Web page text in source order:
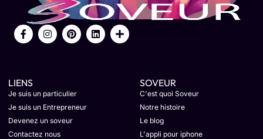
LIENS
Je suis un particulier
Je suis un Entrepreneur
Devenez un soveur
Contactez nous
SOVEUR
C'est quoi Soveur
Notre histoire
Le blog
L'appli pour iphone